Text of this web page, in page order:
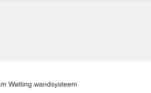
Watting wandsysteem